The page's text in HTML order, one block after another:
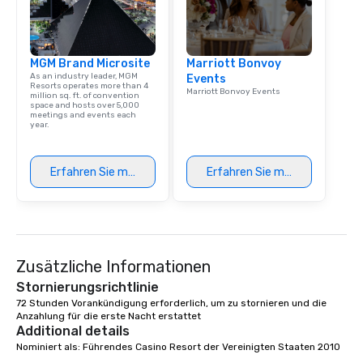
MGM Brand Microsite
As an industry leader, MGM
Resorts operates more than 4
million sq. ft. of convention
space and hosts over 5,000
meetings and events each
year.
Erfahren Sie mehr
Marriott Bonvoy
Events
Marriott Bonvoy Events
Erfahren Sie mehr
Zusätzliche Informationen
Stornierungsrichtlinie
72 Stunden Vorankündigung erforderlich, um zu stornieren und die
Anzahlung für die erste Nacht erstattet
Additional details
Nominiert als: Führendes Casino Resort der Vereinigten Staaten 2010